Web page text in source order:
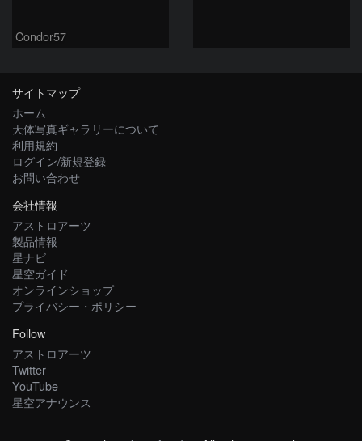
Condor57
サイトマップ
ホーム
天体写真ギャラリーについて
利用規約
ログイン/新規登録
お問い合わせ
会社情報
アストロアーツ
製品情報
星ナビ
星空ガイド
オンラインショップ
プライバシー・ポリシー
Follow
アストロアーツ
Twitter
YouTube
星空アナウンス